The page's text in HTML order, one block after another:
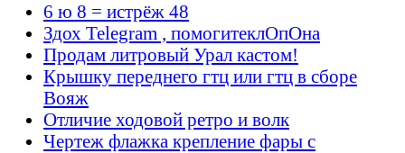
6 ю 8 = истрёж 48
Здох Telegram , помогитеклОпОна
Продам литровый Урал кастом!
Крышку переднего гтц или гтц в сборе
Вояж
Отличие ходовой ретро и волк
Чертеж флажка крепление фары с